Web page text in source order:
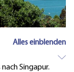
Alles einblenden
Singapur.